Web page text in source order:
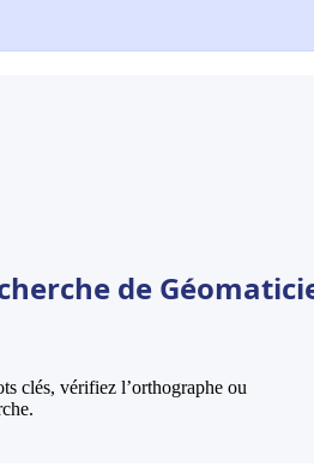
de
clés, vérifiez l’orthographe ou